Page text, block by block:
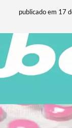
publicado em 17